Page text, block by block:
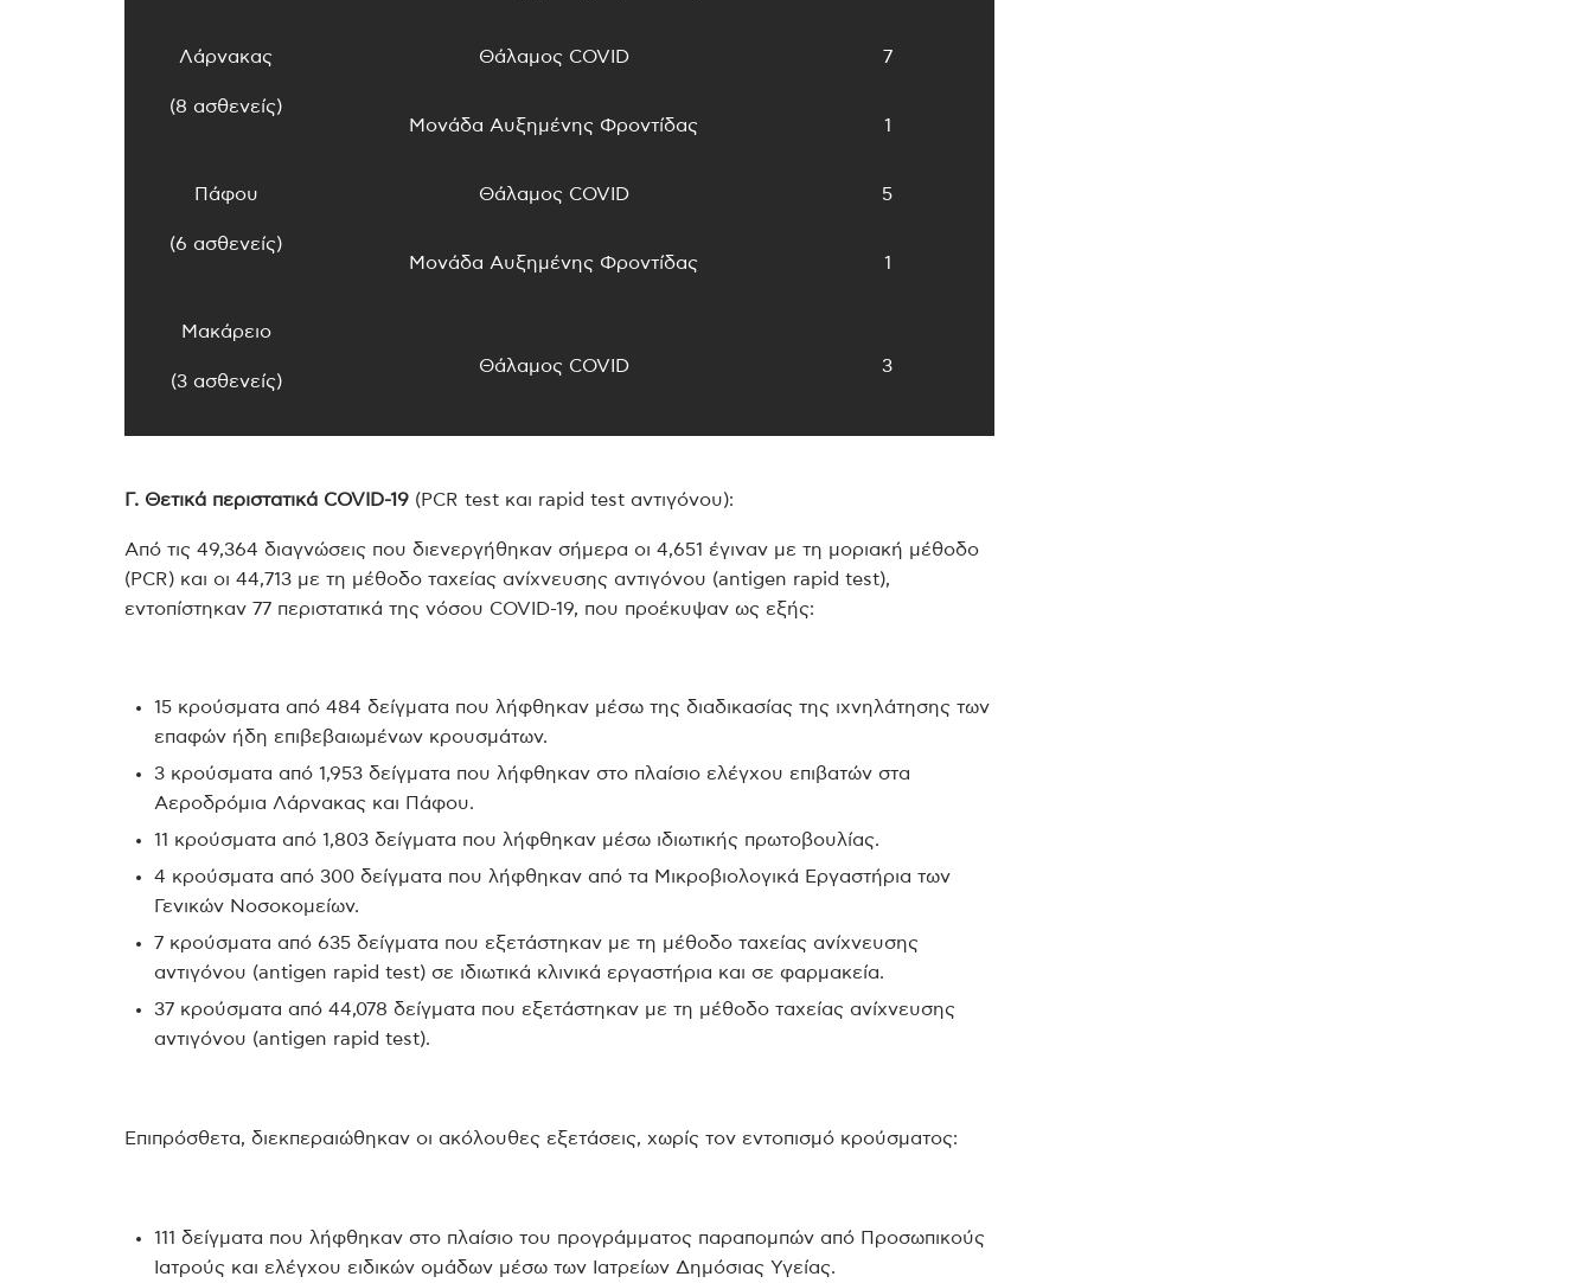
Λάρνακας
(8 ασθενείς)
Θάλαμος COVID 7
Μονάδα Αυξημένης Φροντίδας 1
Πάφου
(6 ασθενείς)
Θάλαμος COVID 5
Μονάδα Αυξημένης Φροντίδας 1
Μακάρειο
(3 ασθενείς)
Θάλαμος COVID 3
Γ. Θετικά περιστατικά COVID-19 (PCR test και rapid test αντιγόνου):
Από τις 49,364 διαγνώσεις που διενεργήθηκαν σήμερα οι 4,651 έγιναν με τη μοριακή μέθοδο
(PCR) και οι 44,713 με τη μέθοδο ταχείας ανίχνευσης αντιγόνου (antigen rapid test),
εντοπίστηκαν 77 περιστατικά της νόσου COVID-19, που προέκυψαν ως εξής:
15 κρούσματα από 484 δείγματα που λήφθηκαν μέσω της διαδικασίας της ιχνηλάτησης των
επαφών ήδη επιβεβαιωμένων κρουσμάτων.
3 κρούσματα από 1,953 δείγματα που λήφθηκαν στο πλαίσιο ελέγχου επιβατών στα
Αεροδρόμια Λάρνακας και Πάφου.
11 κρούσματα από 1,803 δείγματα που λήφθηκαν μέσω ιδιωτικής πρωτοβουλίας.
4 κρούσματα από 300 δείγματα που λήφθηκαν από τα Μικροβιολογικά Εργαστήρια των
Γενικών Νοσοκομείων.
7 κρούσματα από 635 δείγματα που εξετάστηκαν με τη μέθοδο ταχείας ανίχνευσης
αντιγόνου (antigen rapid test) σε ιδιωτικά κλινικά εργαστήρια και σε φαρμακεία.
37 κρούσματα από 44,078 δείγματα που εξετάστηκαν με τη μέθοδο ταχείας ανίχνευσης
αντιγόνου (antigen rapid test).
Επιπρόσθετα, διεκπεραιώθηκαν οι ακόλουθες εξετάσεις, χωρίς τον εντοπισμό κρούσματος:
111 δείγματα που λήφθηκαν στο πλαίσιο του προγράμματος παραπομπών από Προσωπικούς
Ιατρούς και ελέγχου ειδικών ομάδων μέσω των Ιατρείων Δημόσιας Υγείας.